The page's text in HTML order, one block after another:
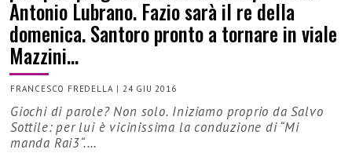
Antonio Lubrano. Fazio sarà il re della
domenica. Santoro pronto a tornare in viale
Mazzini…
FRANCESCO FREDELLA | 24 GIU 2016
Giochi di parole? Non solo. Iniziamo proprio da Salvo
Sottile: per lui è vicinissima la conduzione di “Mi
manda Rai3“.…